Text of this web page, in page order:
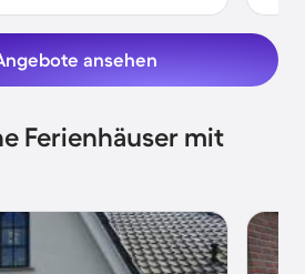
ansehen
Ferienhäuser mit